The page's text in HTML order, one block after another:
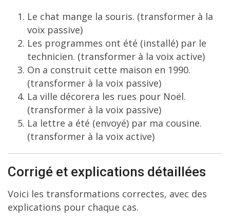
Le chat mange la souris. (transformer à la
voix passive)
Les programmes ont été (installé) par le
technicien. (transformer à la voix active)
On a construit cette maison en 1990.
(transformer à la voix passive)
La ville décorera les rues pour Noël.
(transformer à la voix passive)
La lettre a été (envoyé) par ma cousine.
(transformer à la voix active)
Corrigé et explications détaillées
Voici les transformations correctes, avec des
explications pour chaque cas.